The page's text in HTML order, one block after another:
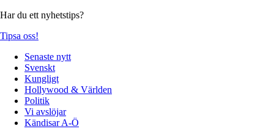
Har du ett nyhetstips?
Tipsa oss!
Senaste nytt
Svenskt
Kungligt
Hollywood & Världen
Politik
Vi avslöjar
Kändisar A-Ö